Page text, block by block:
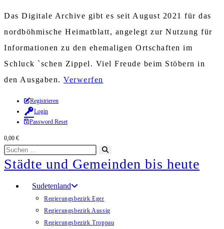
Das Digitale Archive gibt es seit August 2021 für das
nordböhmische Heimatblatt, angelegt zur Nutzung für
Informationen zu den ehemaligen Ortschaften im
Schluck `schen Zippel. Viel Freude beim Stöbern in
den Ausgaben. Verwerfen
Zum
Inhalt
springen
Registrieren
Login
Password Reset
0,00 €
Diese
Website
durchsuchen
starten
Städte und Gemeinden bis heute
Sudetenland
Regierungsbezirk Eger
Regierungsbezirk Aussig
Regierungsbezirk Troppau